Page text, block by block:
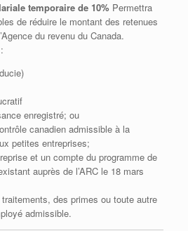
temporaire de 10% Permettra
de réduire le montant des retenues
du revenu du Canada.
enregistré; ou
canadien admissible à la
petites entreprises;
et un compte du programme de
auprès de l’ARC le 18 mars
des primes ou toute autre
admissible.